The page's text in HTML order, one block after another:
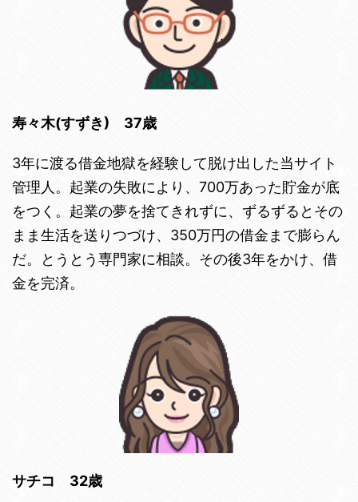
寿々木(すずき) 37歳
3年に渡る借金地獄を経験して脱け出した当サイト
管理人。起業の失敗により、700万あった貯金が底
をつく。起業の夢を捨てきれずに、ずるずるとその
まま生活を送りつづけ、350万円の借金まで膨らん
だ。とうとう専門家に相談。その後3年をかけ、借
金を完済。
サチコ 32歳